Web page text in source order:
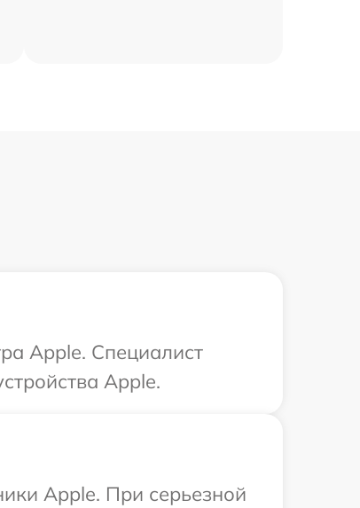
Apple. Специалист
Apple.
Apple. При серьезной